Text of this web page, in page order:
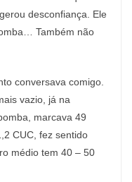
desconfiança. Ele
Também não
conversava comigo.
vazio, já na
marcava 49
CUC, fez sentido
médio tem 40 – 50